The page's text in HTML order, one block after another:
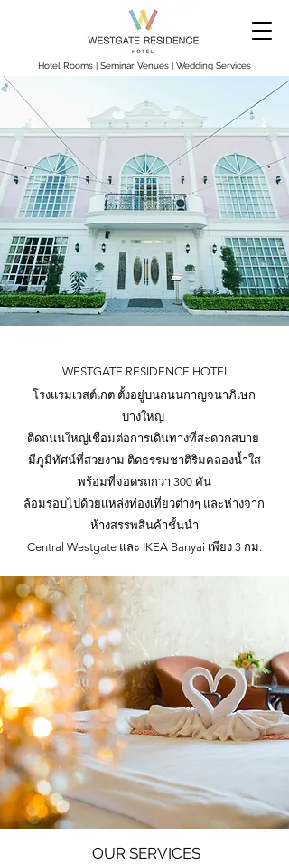
Hotel Rooms | Seminar Venues | Wedding Services
WESTGATE RESIDENCE HOTEL
โรงแรมเวสต์เกต ตั้งอยู่บนถนนกาญจนาภิเษก
บางใหญ่
ติดถนนใหญ่เชื่อมต่อการเดินทางที่สะดวกสบาย
มีภูมิทัศน์ที่สวยงาม ติดธรรมชาติริมคลองน้ำใส
พร้อมที่จอดรถกว่า 300 คัน
ล้อมรอบไปด้วยแหล่งท่องเที่ยวต่างๆ และห่างจาก
ห้างสรรพสินค้าชั้นนำ
Central Westgate และ IKEA Banyai เพียง 3 กม.
OUR SERVICES